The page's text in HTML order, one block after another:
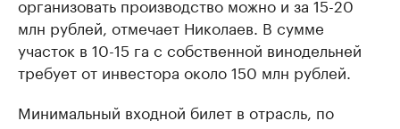
млн рублей, отмечает Николаев. В сумме
участок в 10-15 га с собственной винодельней
требует от инвестора около 150 млн рублей.
Минимальный входной билет в отрасль, по